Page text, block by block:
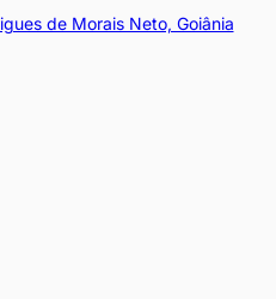
de Morais Neto, Goiânia